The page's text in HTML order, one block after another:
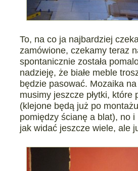
To, na co ja najbardziej
zamówione, czekamy teraz
spontanicznie została
nadzieję, że białe meble
będzie pasować. Mozaika
musimy jeszcze płytki,
(klejone będą już po
pomiędzy ścianę a blat), no
jak widać jeszcze wiele, ale